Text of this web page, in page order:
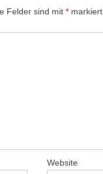
Felder sind mit * markiert
Website